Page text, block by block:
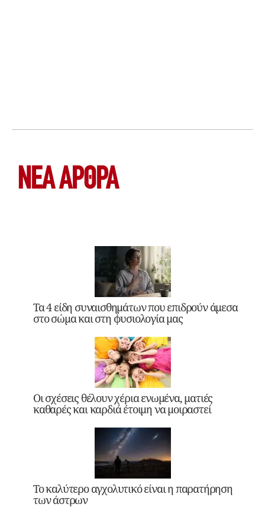
ΝΕΑ ΆΡΘΡΑ
Τα 4 είδη συναισθημάτων που επιδρούν άμεσα
στο σώμα και στη φυσιολογία μας
Οι σχέσεις θέλουν χέρια ενωμένα, ματιές
καθαρές και καρδιά έτοιμη να μοιραστεί
Το καλύτερο αγχολυτικό είναι η παρατήρηση
των άστρων